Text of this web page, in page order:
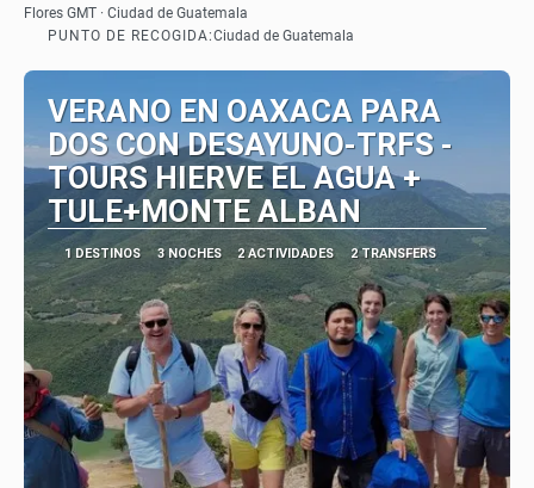
Flores GMT · Ciudad de Guatemala
PUNTO DE RECOGIDA:Ciudad de Guatemala
VERANO EN OAXACA PARA
DOS CON DESAYUNO-TRFS -
TOURS HIERVE EL AGUA +
TULE+MONTE ALBAN
1 DESTINOS 3 NOCHES 2 ACTIVIDADES 2 TRANSFERS